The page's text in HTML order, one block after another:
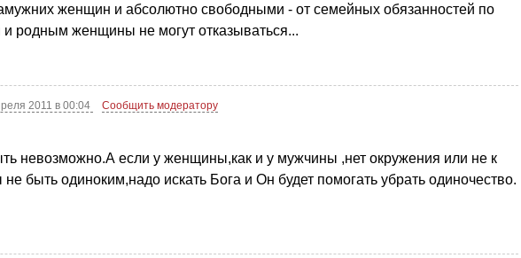
женщин и абсолютно свободными - от семейных обязанностей по
родным женщины не могут отказываться...
2011 в 00:04 Сообщить модератору
невозможно.А если у женщины,как и у мужчины ,нет окружения или не к
быть одиноким,надо искать Бога и Он будет помогать убрать одиночество.